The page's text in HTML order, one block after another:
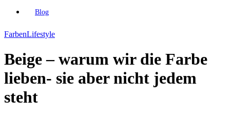
Blog
FarbenLifestyle
Beige – warum wir die Farbe
lieben- sie aber nicht jedem
steht